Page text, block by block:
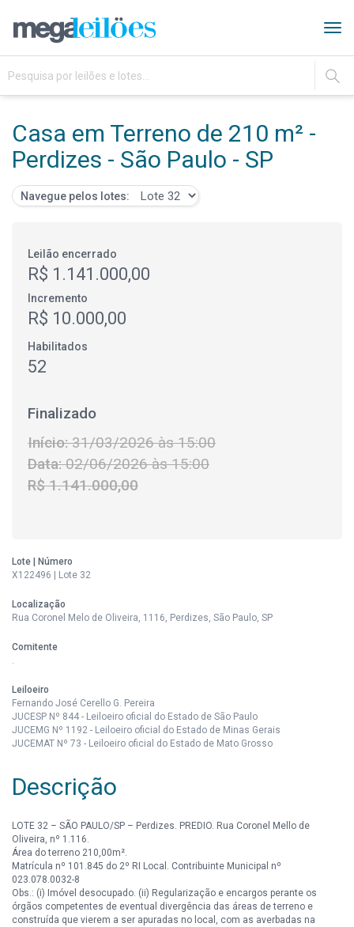
IR
Casa em Terreno de 210 m² -
Perdizes - São Paulo - SP
Navegue pelos lotes:
Leilão encerrado
R$ 1.141.000,00
Incremento
R$ 10.000,00
Habilitados
52
Finalizado
Início:31/03/2026 às 15:00
Data:02/06/2026 às 15:00
R$ 1.141.000,00
Lote | Número
X122496 | Lote 32
Localização
Rua Coronel Melo de Oliveira, 1116, Perdizes, São Paulo, SP
Comitente
.
Leiloeiro
Fernando José Cerello G. Pereira
JUCESP Nº 844 - Leiloeiro oficial do Estado de São Paulo
JUCEMG Nº 1192 - Leiloeiro oficial do Estado de Minas Gerais
JUCEMAT Nº 73 - Leiloeiro oficial do Estado de Mato Grosso
Descrição
LOTE 32 – SÃO PAULO/SP – Perdizes. PREDIO. Rua Coronel Mello de
Oliveira, nº 1.116.
Área do terreno 210,00m².
Matrícula nº 101.845 do 2º RI Local. Contribuinte Municipal nº
023.078.0032-8
Obs.: (i) Imóvel desocupado. (ii) Regularização e encargos perante os
órgãos competentes de eventual divergência das áreas de terreno e
construída que vierem a ser apuradas no local, com as averbadas na